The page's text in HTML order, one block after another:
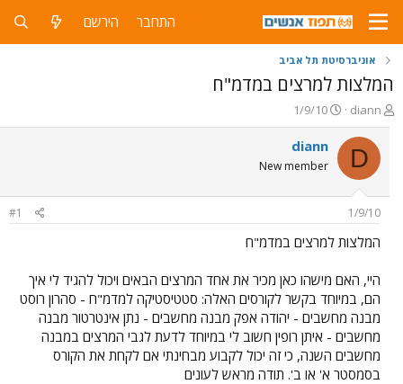
התחבר הירשם
אוניברסיטת תל אביב
המלצות למרצים במדמ"ח
פ
ו
ת
ח
ה
ו
ש
א
diann
פ
ו
ר
ם
ר
1/9/10
D
diann
New member
1/9/10
#1
המלצות למרצים במדמ"ח
היי, האם מישהו כאן מכיר את אחד המרצים הבאים ויכול להגיד לי איך
הם, במיוחד בקשר לקורסים האלה: סטטיסטיקה למדמ"ח - סהרון רוסט
מבנה מחשבים - יהודה אפק מבנה מחשבים - נתן אינטרטור מבנה
מחשבים - איתן רופין חשוב לי במיוחד לדעת לגבי המרצים במבנה
מחשבים השנה, כי זה יכול לקבוע מבחינתי אם לקחת את הקורס
בסמסטר א' או ב'. תודה מראש לעונים